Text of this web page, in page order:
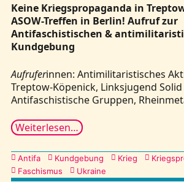
Keine Kriegspropaganda in
ASOW-Treffen in Berlin! Aufruf zur
Antifaschistischen &
Kundgebung
Aufruferinnen: Antimilitaristisches
Treptow-Köpenick, Linksjugend
Antifaschistische Gruppen,
Weiterlesen…
Kategorien
Antifa Kundgebung Krieg
Faschismus
Ukraine